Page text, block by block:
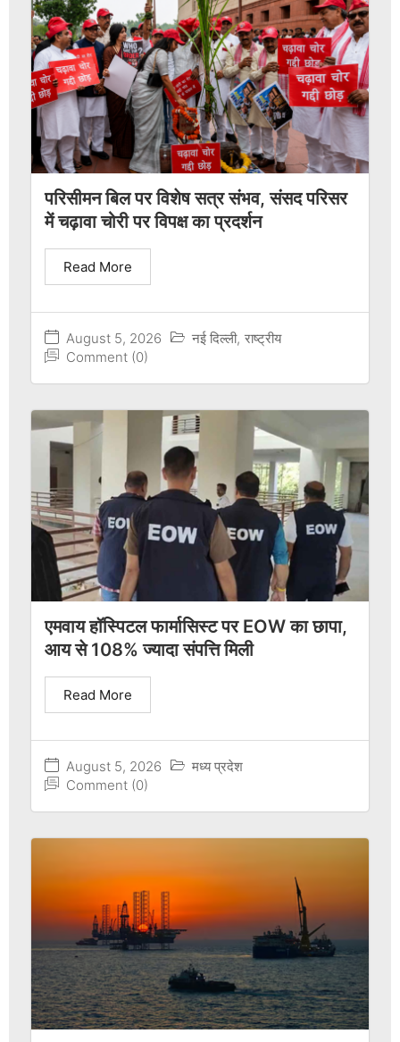
परिसीमन बिल पर विशेष सत्र संभव, संसद परिसर
में चढ़ावा चोरी पर विपक्ष का प्रदर्शन
August 5, 2026 नई दिल्ली, राष्ट्रीय
Comment (0)
Read More
एमवाय हॉस्पिटल फार्मासिस्ट पर EOW का छापा,
आय से 108% ज्यादा संपत्ति मिली
August 5, 2026
मध्य प्रदेश
Comment (0)
Read More